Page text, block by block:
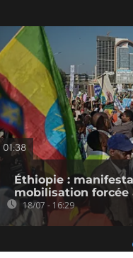
01:38
Éthiopie :
mobilisation forcée
18/07 - 16:29